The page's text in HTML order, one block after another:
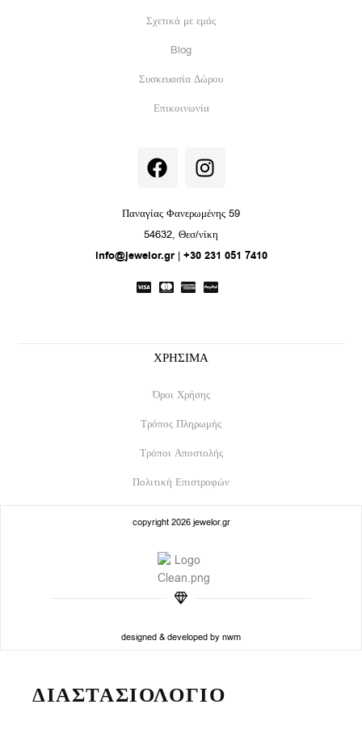
Σχετικά με εμάς
Blog
Συσκευασία Δώρου
Επικοινωνία
F
a
e
b
o
o
k
I
n
t
a
g
r
a
Παναγίας Φανερωμένης 59
54632, Θεσ/νίκη
info@jewelor.gr| +30 231 051 7410
ΧΡΗΣΙΜΑ
Όροι Χρήσης
Τρόπος Πληρωμής
Τρόποι Αποστολής
Πολιτική Επιστροφών
copyright 2026 jewelor.gr
designed & developed by nwm
ΔΙΑΣΤΑΣΙΟΛΟΓΙΟ